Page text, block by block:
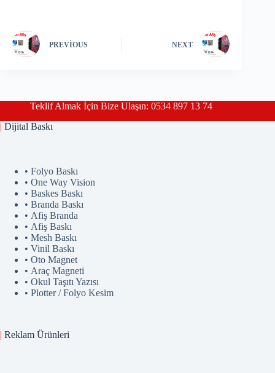
PREVIOUS NEXT
Teklif Almak İçin Bize Ulaşın: 0534 897 13 74
| Dijital Baskı
• Folyo Baskı
• One Way Vision
• Baskes Baskı
• Branda Baskı
• Afiş Branda
• Afiş Baskı
• Mesh Baskı
• Vinil Baskı
• Oto Magnet
• Araç Magneti
• Okul Taşıtı Yazısı
• Plotter / Folyo Kesim
| Reklam Ürünleri